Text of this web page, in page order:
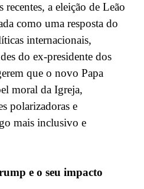
recentes, a eleição de Leão
como uma resposta do
internacionais,
do ex-presidente dos
que o novo Papa
moral da Igreja,
polarizadoras e
mais inclusivo e
e o seu impacto